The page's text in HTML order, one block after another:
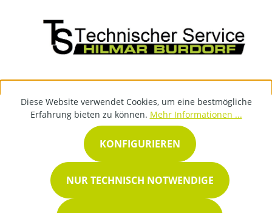
Diese Website verwendet Cookies, um eine bestmögliche
Erfahrung bieten zu können. Mehr Informationen ...
NUR TECHNISCH NOTWENDIGE
KONFIGURIEREN